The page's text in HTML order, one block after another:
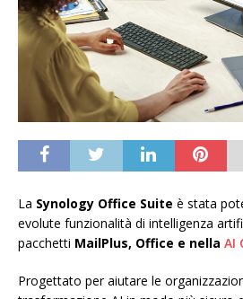
La Synology Office Suite è stata
evolute funzionalità di intelligenza
pacchetti MailPlus, Office e nella AI
Progettato per aiutare le